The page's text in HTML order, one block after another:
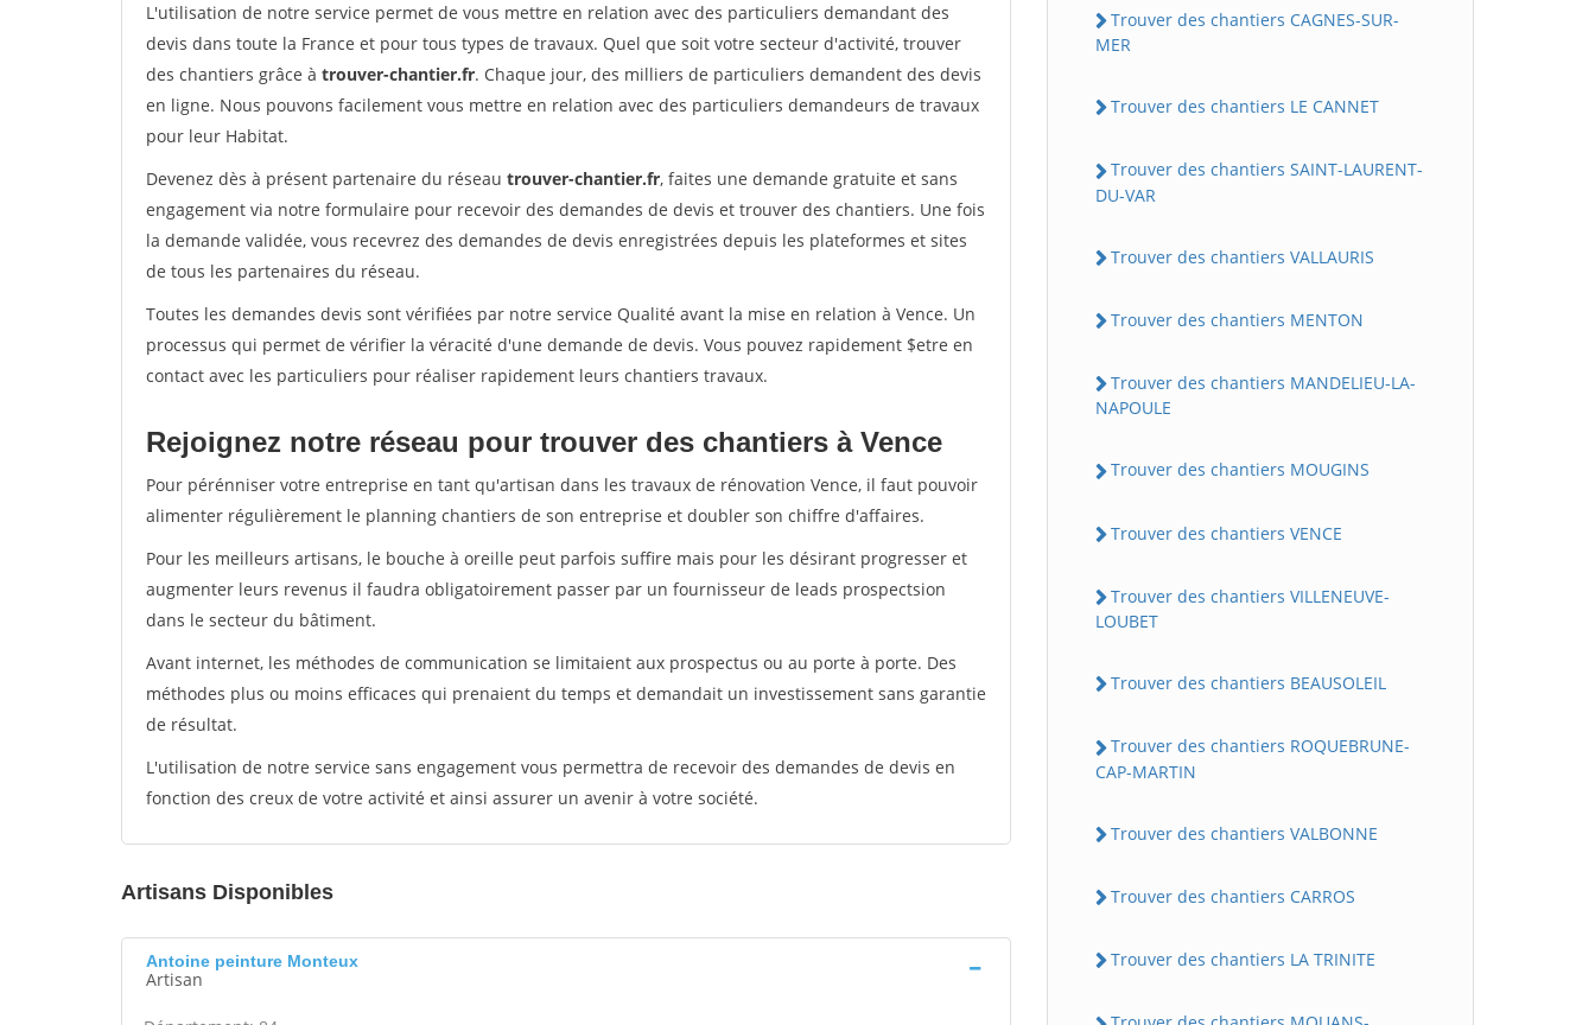
L'utilisation de notre service permet de vous mettre en relation avec des particuliers demandant des
devis dans toute la France et pour tous types de travaux. Quel que soit votre secteur d'activité, trouver
des chantiers grâce à trouver-chantier.fr. Chaque jour, des milliers de particuliers demandent des devis
en ligne. Nous pouvons facilement vous mettre en relation avec des particuliers demandeurs de travaux
pour leur Habitat.
Devenez dès à présent partenaire du réseau trouver-chantier.fr, faites une demande gratuite et sans
engagement via notre formulaire pour recevoir des demandes de devis et trouver des chantiers. Une fois
la demande validée, vous recevrez des demandes de devis enregistrées depuis les plateformes et sites
de tous les partenaires du réseau.
Toutes les demandes devis sont vérifiées par notre service Qualité avant la mise en relation à Vence. Un
processus qui permet de vérifier la véracité d'une demande de devis. Vous pouvez rapidement $etre en
contact avec les particuliers pour réaliser rapidement leurs chantiers travaux.
Rejoignez notre réseau pour trouver des chantiers à Vence
Pour pérénniser votre entreprise en tant qu'artisan dans les travaux de rénovation Vence, il faut pouvoir
alimenter régulièrement le planning chantiers de son entreprise et doubler son chiffre d'affaires.
Pour les meilleurs artisans, le bouche à oreille peut parfois suffire mais pour les désirant progresser et
augmenter leurs revenus il faudra obligatoirement passer par un fournisseur de leads prospectsion
dans le secteur du bâtiment.
Avant internet, les méthodes de communication se limitaient aux prospectus ou au porte à porte. Des
méthodes plus ou moins efficaces qui prenaient du temps et demandait un investissement sans garantie
de résultat.
L'utilisation de notre service sans engagement vous permettra de recevoir des demandes de devis en
fonction des creux de votre activité et ainsi assurer un avenir à votre société.
Artisans Disponibles
Antoine peinture Monteux
Artisan
Trouver des chantiers CAGNES-SUR-
MER
Trouver des chantiers LE CANNET
Trouver des chantiers SAINT-LAURENT-
DU-VAR
Trouver des chantiers VALLAURIS
Trouver des chantiers MENTON
Trouver des chantiers MANDELIEU-LA-
NAPOULE
Trouver des chantiers MOUGINS
Trouver des chantiers VENCE
Trouver des chantiers VILLENEUVE-
LOUBET
Trouver des chantiers BEAUSOLEIL
Trouver des chantiers ROQUEBRUNE-
CAP-MARTIN
Trouver des chantiers VALBONNE
Trouver des chantiers CARROS
Trouver des chantiers LA TRINITE